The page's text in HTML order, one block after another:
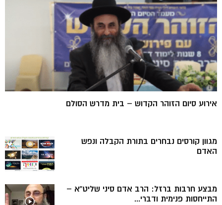
אירוע סיום הזוהר הקדוש – בית מדרש הסולם
מגוון קורסים נבחרים בתורת הקבלה ונפש
האדם
מבצע חרבות ברזל: הרב אדם סיני שליט”א –
התייחסות פנימית ודברי...